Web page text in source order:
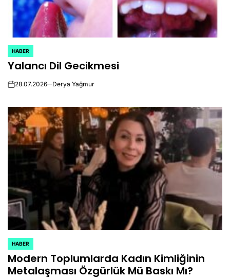
POSTED
IN
HABER
Yalancı Dil Gecikmesi
on28.07.2026 Derya Yağmur
POSTED
IN
HABER
Modern Toplumlarda Kadın Kimliğinin
Metalaşması Özgürlük Mü Baskı Mı?